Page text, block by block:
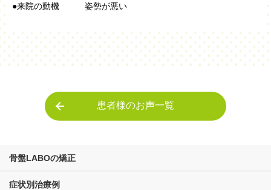
●来院の動機 姿勢が悪い
患者様のお声一覧
骨盤LABOの矯正
症状別治療例